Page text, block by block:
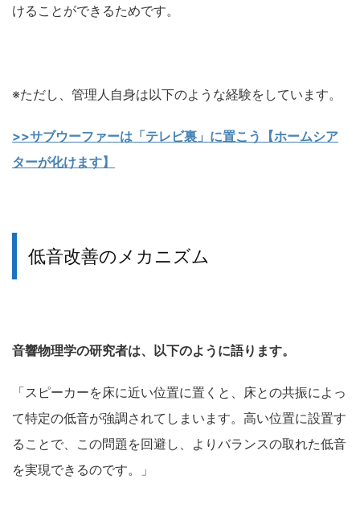
けることができるためです。
※ただし、管理人自身は以下のような経験をしています。
>>サブウーファーは「テレビ裏」に置こう【ホームシア
ターが化けます】
低音改善のメカニズム
音響物理学の研究者は、以下のように語ります。
「スピーカーを床に近い位置に置くと、床との共振によっ
て特定の低音が強調されてしまいます。高い位置に設置す
ることで、この問題を回避し、よりバランスの取れた低音
を実現できるのです。」